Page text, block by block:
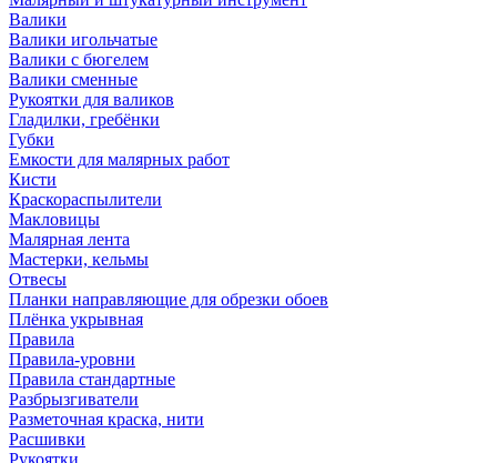
Валики
Валики игольчатые
Валики с бюгелем
Валики сменные
Рукоятки для валиков
Гладилки, гребёнки
Губки
Емкости для малярных работ
Кисти
Краскораспылители
Макловицы
Малярная лента
Мастерки, кельмы
Отвесы
Планки направляющие для обрезки обоев
Плёнка укрывная
Правила
Правила-уровни
Правила стандартные
Разбрызгиватели
Разметочная краска, нити
Расшивки
Рукоятки